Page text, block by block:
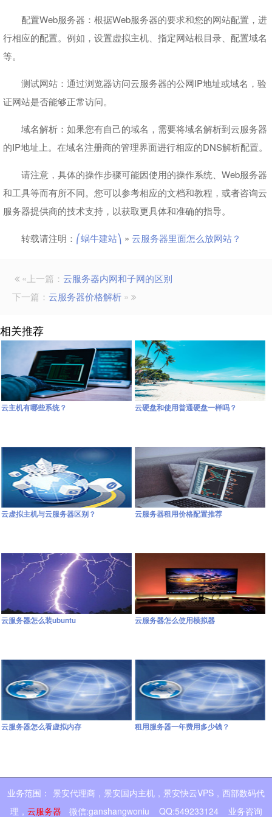
配置Web服务器：根据Web服务器的要求和您的网站配置，进
行相应的配置。例如，设置虚拟主机、指定网站根目录、配置域名
等。
测试网站：通过浏览器访问云服务器的公网IP地址或域名，验
证网站是否能够正常访问。
域名解析：如果您有自己的域名，需要将域名解析到云服务器
的IP地址上。在域名注册商的管理界面进行相应的DNS解析配置。
请注意，具体的操作步骤可能因使用的操作系统、Web服务器
和工具等而有所不同。您可以参考相应的文档和教程，或者咨询云
服务器提供商的技术支持，以获取更具体和准确的指导。
转载请注明： ⎛蜗牛建站⎞ » 云服务器里面怎么放网站？
«上一篇： 云服务器内网和子网的区别
下一篇： 云服务器价格解析 »
相关推荐
云主机有哪些系统？ 云硬盘和使用普通硬盘一样吗？
云虚拟主机与云服务器区别？ 云服务器租用价格配置推荐
云服务器怎么装ubuntu 云服务器怎么使用模拟器
云服务器怎么看虚拟内存 租用服务器一年费用多少钱？
业务范围： 景安代理商 , 景安国内主机 , 景安快云VPS , 西部数码代
理 , 云服务器 微信:ganshangwoniu QQ:549233124 业务咨询